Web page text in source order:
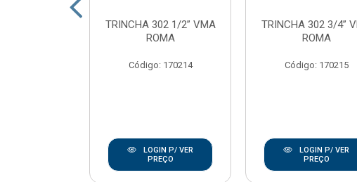
TRINCHA 302 1/2” VMA
ROMA
Código: 170214
LOGIN P/ VER
PREÇO
TRINCHA 302 3/4”
ROMA
Código: 170215
LOGIN P/ VER
PREÇO